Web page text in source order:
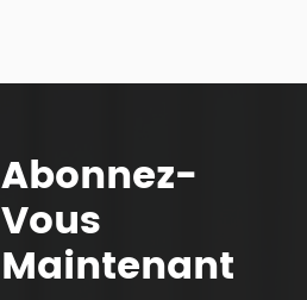
Abonnez-
Vous
Maintenant